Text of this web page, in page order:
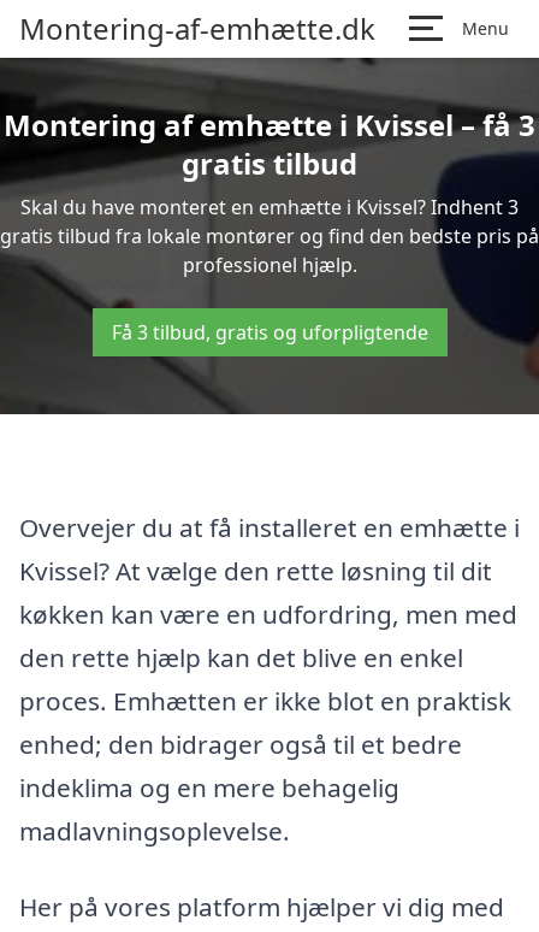
Montering-af-emhætte.dk Menu
Montering af emhætte i Kvissel – få 3
gratis tilbud
Skal du have monteret en emhætte i Kvissel? Indhent 3
gratis tilbud fra lokale montører og find den bedste pris på
professionel hjælp.
Få 3 tilbud, gratis og uforpligtende
Overvejer du at få installeret en emhætte i
Kvissel? At vælge den rette løsning til dit
køkken kan være en udfordring, men med
den rette hjælp kan det blive en enkel
proces. Emhætten er ikke blot en praktisk
enhed; den bidrager også til et bedre
indeklima og en mere behagelig
madlavningsoplevelse.
Her på vores platform hjælper vi dig med